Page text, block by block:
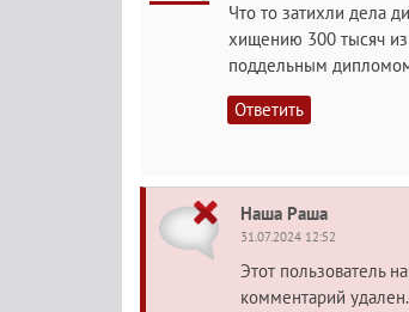
Что то затихли дела
хищению 300 тысяч из
поддельным
Ответить
Наша Раша
31.07.2024 12:52
Этот пользователь
комментарий